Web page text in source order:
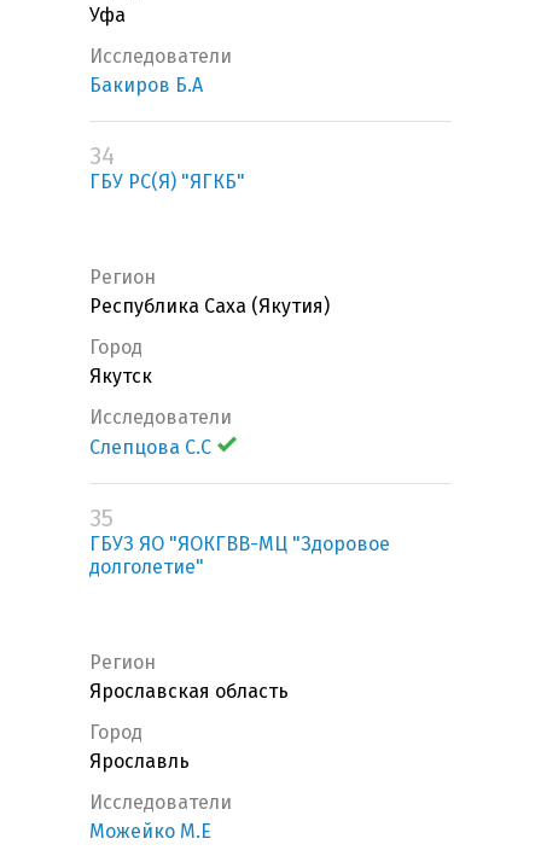
Уфа
Исследователи
Бакиров Б.А
34
ГБУ РС(Я) "ЯГКБ"
Регион
Республика Саха (Якутия)
Город
Якутск
Исследователи
Слепцова С.С
35
ГБУЗ ЯО "ЯОКГВВ-МЦ "Здоровое
долголетие"
Регион
Ярославская область
Город
Ярославль
Исследователи
Можейко М.Е